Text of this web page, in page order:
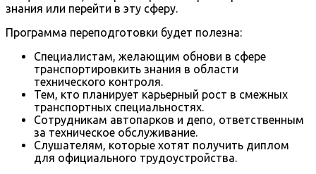
знания или перейти в эту сферу.
Программа переподготовки будет полезна:
Специалистам, желающим обнови в сфере
транспортировкить знания в области
технического контроля.
Тем, кто планирует карьерный рост в смежных
транспортных специальностях.
Сотрудникам автопарков и депо, ответственным
за техническое обслуживание.
Слушателям, которые хотят получить диплом
для официального трудоустройства.